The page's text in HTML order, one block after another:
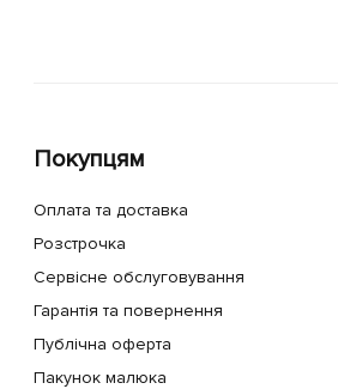
Покупцям
Оплата та доставка
Розстрочка
Сервісне обслуговування
Гарантія та повернення
Публічна оферта
Пакунок малюка